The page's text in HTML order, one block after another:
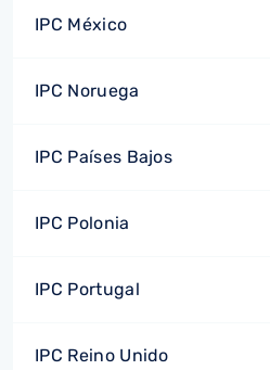
IPC México
IPC Noruega
IPC Países Bajos
IPC Polonia
IPC Portugal
IPC Reino Unido